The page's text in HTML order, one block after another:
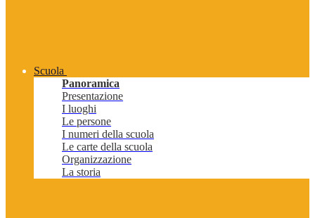
Scuola
Panoramica
Presentazione
I luoghi
Le persone
I numeri della scuola
Le carte della scuola
Organizzazione
La storia